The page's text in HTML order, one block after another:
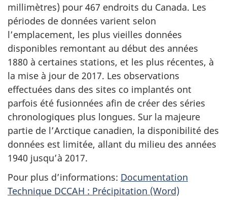
millimètres) pour 467 endroits du Canada. Les
périodes de données varient selon
l’emplacement, les plus vieilles données
disponibles remontant au début des années
1880 à certaines stations, et les plus récentes, à
la mise à jour de 2017. Les observations
effectuées dans des sites co implantés ont
parfois été fusionnées afin de créer des séries
chronologiques plus longues. Sur la majeure
partie de l’Arctique canadien, la disponibilité des
données est limitée, allant du milieu des années
1940 jusqu’à 2017.
Pour plus d’informations: Documentation
Technique DCCAH : Précipitation (Word)